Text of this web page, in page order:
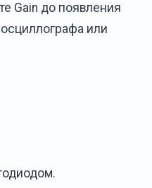
Gain до появления
осциллографа или